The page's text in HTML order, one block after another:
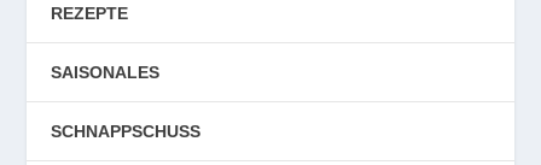
REZEPTE
SAISONALES
SCHNAPPSCHUSS